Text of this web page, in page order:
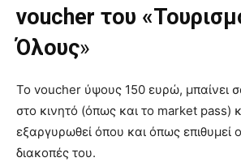
voucher του
Όλους»
Το voucher ύψους 150 ευρώ, μπαίνει
στο κινητό (όπως και το market pass)
εξαργυρωθεί όπου και όπως επιθυμεί
διακοπές του.